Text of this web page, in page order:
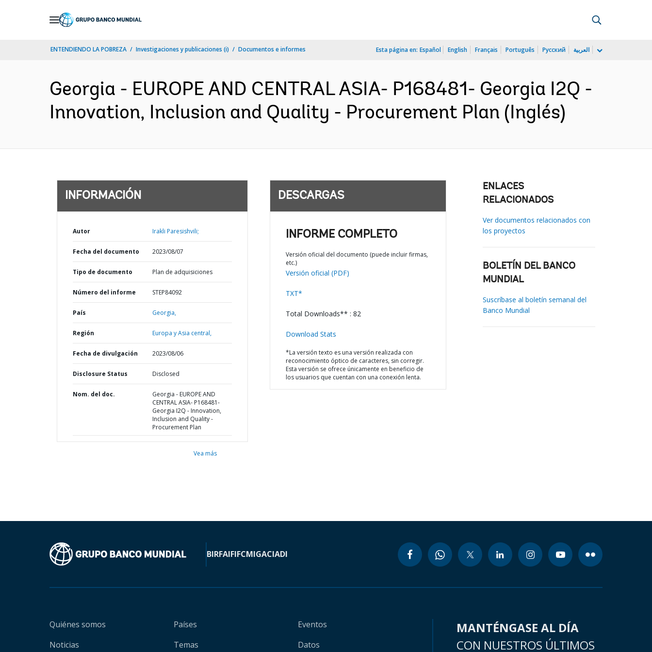
ENTENDIENDO LA POBREZA Investigaciones y publicaciones (i) Documentos e informes Esta página en: Español English Français Português Русский العربية
Georgia - EUROPE AND CENTRAL ASIA- P168481- Georgia I2Q -
Innovation, Inclusion and Quality - Procurement Plan (Inglés)
INFORMACIÓN
Autor Irakli Paresishvili;
Fecha del documento 2023/08/07
Tipo de documento Plan de adquisiciones
Número del informe STEP84092
País Georgia,
Región Europa y Asia central,
Fecha de divulgación 2023/08/06
Disclosure Status Disclosed
Nom. del doc.
Georgia - EUROPE AND
CENTRAL ASIA- P168481-
Georgia I2Q - Innovation,
Inclusion and Quality -
Procurement Plan
Vea más
DESCARGAS
INFORME COMPLETO
Versión oficial del documento (puede incluir firmas,
etc.)
Versión oficial (PDF)
TXT*
Total Downloads** : 82
Download Stats
*La versión texto es una versión realizada con
reconocimiento óptico de caracteres, sin corregir.
Esta versión se ofrece únicamente en beneficio de
los usuarios que cuentan con una conexión lenta.
ENLACES
RELACIONADOS
Ver documentos relacionados con
los proyectos
BOLETÍN DEL BANCO
MUNDIAL
Suscríbase al boletín semanal del
Banco Mundial
BIRFAIFIFCMIGACIADI
Quiénes somos
Noticias
Países
Temas
Eventos
Datos
MANTÉNGASE AL DÍA
CON NUESTROS ÚLTIMOS